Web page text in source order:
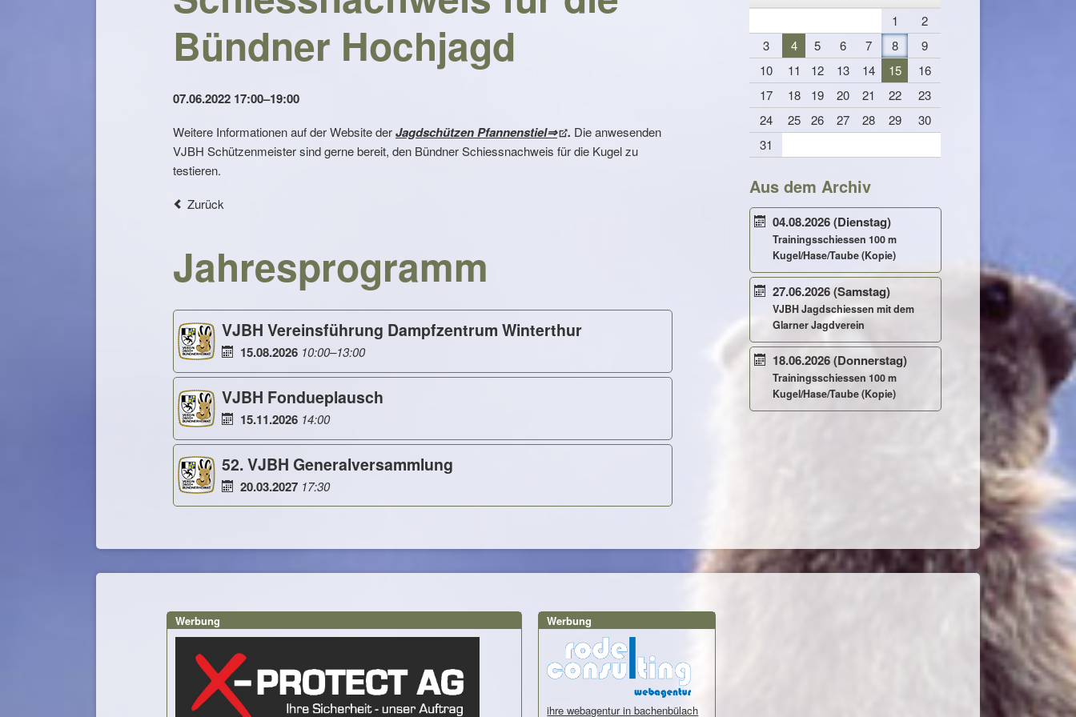
Bündner Hochjagd
07.06.2022 17:00–19:00
Weitere Informationen auf der Website derJagdschützen Pfannenstiel⇒ . Die anwesenden
VJBH Schützenmeister sind gerne bereit, den Bündner Schiessnachweis für die Kugel zu
testieren.
Zurück
Jahresprogramm
VJBH Vereinsführung Dampfzentrum Winterthur
15.08.2026 10:00–13:00
VJBH Fondueplausch
15.11.2026 14:00
52. VJBH Generalversammlung
20.03.2027 17:30
1
2
3
4 5 6 7 8
9
10
11 12 13 14 15
16
17
18 19 20 21 22
23
24
25 26 27 28 29
30
31
Aus dem Archiv
04.08.2026(Dienstag)
Trainingsschiessen 100 m
Kugel/Hase/Taube (Kopie)
27.06.2026(Samstag)
VJBH Jagdschiessen mit dem
Glarner Jagdverein
18.06.2026(Donnerstag)
Trainingsschiessen 100 m
Kugel/Hase/Taube (Kopie)
Werbung Werbung
ihre webagentur in bachenbülach